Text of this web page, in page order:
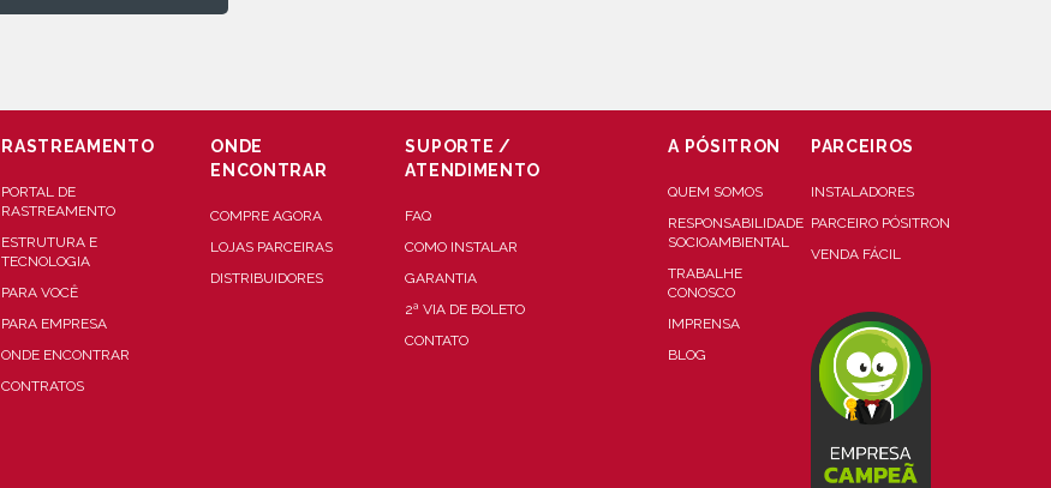
RASTREAMENTO
PORTAL DE
RASTREAMENTO
ESTRUTURA E
TECNOLOGIA
PARA VOCÊ
PARA EMPRESA
ONDE ENCONTRAR
CONTRATOS
ONDE
ENCONTRAR
COMPRE AGORA
LOJAS PARCEIRAS
DISTRIBUIDORES
SUPORTE /
ATENDIMENTO
FAQ
COMO INSTALAR
GARANTIA
2ª VIA DE BOLETO
CONTATO
A PÓSITRON
QUEM SOMOS
RESPONSABILIDADE
SOCIOAMBIENTAL
TRABALHE
CONOSCO
IMPRENSA
BLOG
PARCEIROS
INSTALADORES
PARCEIRO PÓSITRON
VENDA FÁCIL